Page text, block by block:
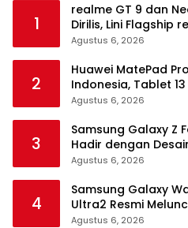
1
realme GT 9 dan
Dirilis, Lini Flagship
Agustus 6, 2026
2
Huawei MatePad
Indonesia, Tablet
Agustus 6, 2026
3
Samsung Galaxy Z
Hadir dengan
Agustus 6, 2026
4
Samsung Galaxy
Ultra2 Resmi
Wear Elite, dan Fitur
Agustus 6, 2026